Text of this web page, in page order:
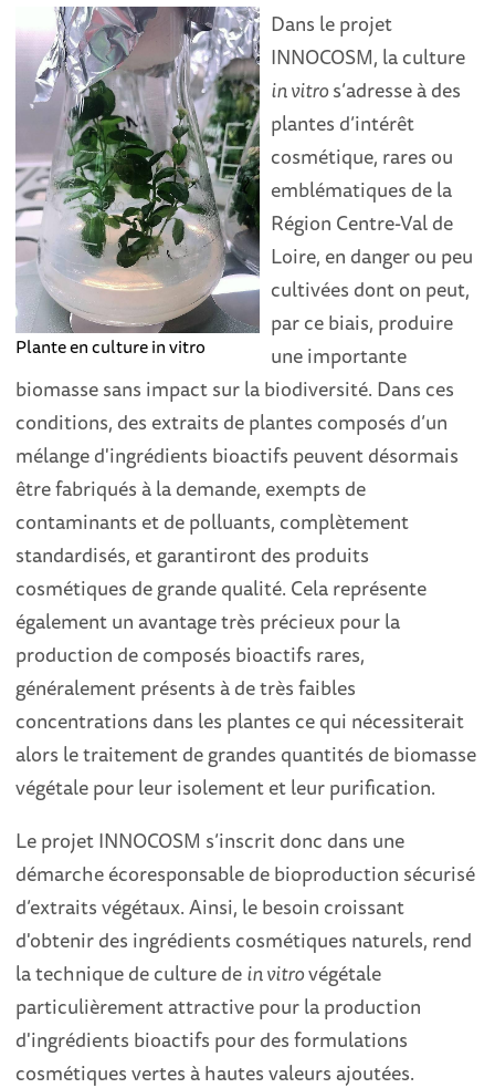
Plante en culture in vitro
Dans le projet
INNOCOSM, la culture
in vitros’adresse à des
plantes d’intérêt
cosmétique, rares ou
emblématiques de la
Région Centre-Val de
Loire, en danger ou peu
cultivées dont on peut,
par ce biais, produire
une importante
biomasse sans impact sur la biodiversité. Dans ces
conditions, des extraits de plantes composés d’un
mélange d'ingrédients bioactifs peuvent désormais
être fabriqués à la demande, exempts de
contaminants et de polluants, complètement
standardisés, et garantiront des produits
cosmétiques de grande qualité. Cela représente
également un avantage très précieux pour la
production de composés bioactifs rares,
généralement présents à de très faibles
concentrations dans les plantes ce qui nécessiterait
alors le traitement de grandes quantités de biomasse
végétale pour leur isolement et leur purification.
Le projet INNOCOSM s’inscrit donc dans une
démarche écoresponsable de bioproduction sécurisé
d’extraits végétaux. Ainsi, le besoin croissant
d'obtenir des ingrédients cosmétiques naturels, rend
la technique de culture dein vitrovégétale
particulièrement attractive pour la production
d'ingrédients bioactifs pour des formulations
cosmétiques vertes à hautes valeurs ajoutées.